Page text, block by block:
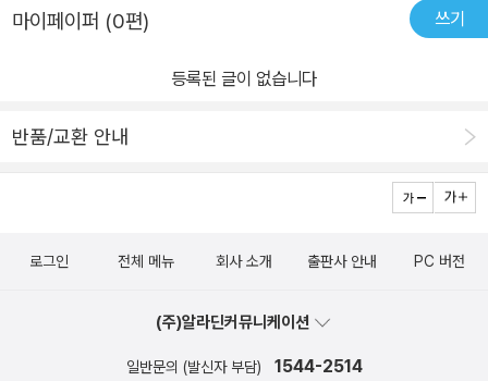
전합니다.
마이페이퍼 (0편) 쓰기
등록된 글이 없습니다
반품/교환 안내
로그인 전체 메뉴 회사 소개 출판사 안내 PC 버전
(주)알라딘커뮤니케이션
일반문의 (발신자 부담) 1544-2514